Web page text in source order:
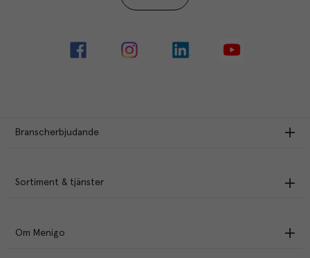
Branscherbjudande
Sortiment & tjänster
Om Menigo